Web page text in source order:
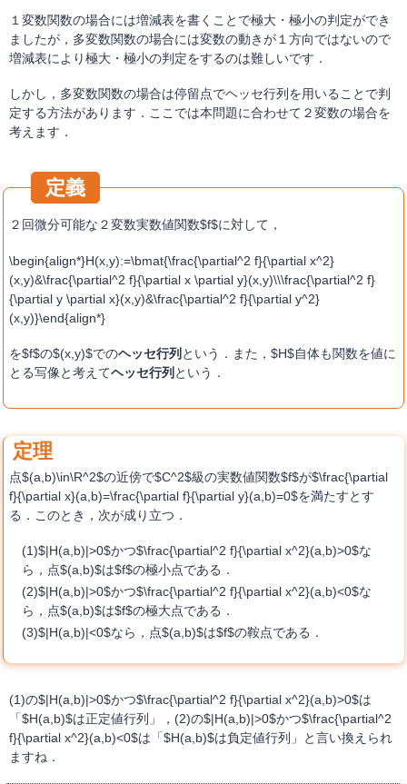
１変数関数の場合には増減表を書くことで極大・極小の判定ができ
ましたが，多変数関数の場合には変数の動きが１方向ではないので
増減表により極大・極小の判定をするのは難しいです．
しかし，多変数関数の場合は停留点でヘッセ行列を用いることで判
定する方法があります．ここでは本問題に合わせて２変数の場合を
考えます．
２回微分可能な２変数実数値関数$f$に対して，
\begin{align*}H(x,y):=\bmat{\frac{\partial^2 f}{\partial x^2}
(x,y)&\frac{\partial^2 f}{\partial x \partial y}(x,y)\\\frac{\partial^2 f}
{\partial y \partial x}(x,y)&\frac{\partial^2 f}{\partial y^2}
(x,y)}\end{align*}
を$f$の$(x,y)$でのヘッセ行列 という．また，$H$自体も関数を値に
とる写像と考えてヘッセ行列 という．
点$(a,b)\in\R^2$の近傍で$C^2$級の実数値関数$f$が$\frac{\partial
f}{\partial x}(a,b)=\frac{\partial f}{\partial y}(a,b)=0$を満たすとす
る．このとき，次が成り立つ．
$|H(a,b)|>0$かつ$\frac{\partial^2 f}{\partial x^2}(a,b)>0$な
ら，点$(a,b)$は$f$の極小点である．
$|H(a,b)|>0$かつ$\frac{\partial^2 f}{\partial x^2}(a,b)<0$な
ら，点$(a,b)$は$f$の極大点である．
$|H(a,b)|<0$なら，点$(a,b)$は$f$の鞍点である．
(1)の$|H(a,b)|>0$かつ$\frac{\partial^2 f}{\partial x^2}(a,b)>0$は
「$H(a,b)$は正定値行列」，(2)の$|H(a,b)|>0$かつ$\frac{\partial^2
f}{\partial x^2}(a,b)<0$は「$H(a,b)$は負定値行列」と言い換えられ
ますね．